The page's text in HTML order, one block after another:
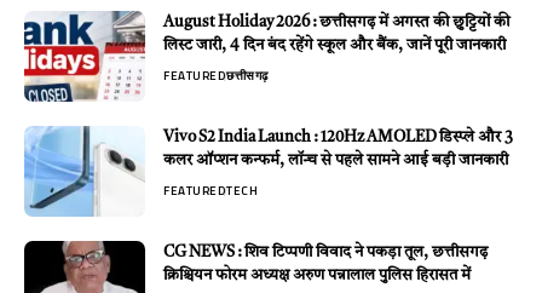
August Holiday 2026 : छत्तीसगढ़ में अगस्त की छुट्टियों की
लिस्ट जारी, 4 दिन बंद रहेंगे स्कूल और बैंक, जानें पूरी जानकारी
FEATUREDछत्तीसगढ़
Vivo S2 India Launch : 120Hz AMOLED डिस्प्ले और 3
कलर ऑप्शन कन्फर्म, लॉन्च से पहले सामने आई बड़ी जानकारी
FEATUREDTECH
CG NEWS : शिव टिप्पणी विवाद ने पकड़ा तूल, छत्तीसगढ़
क्रिश्चियन फोरम अध्यक्ष अरुण पन्नालाल पुलिस हिरासत में